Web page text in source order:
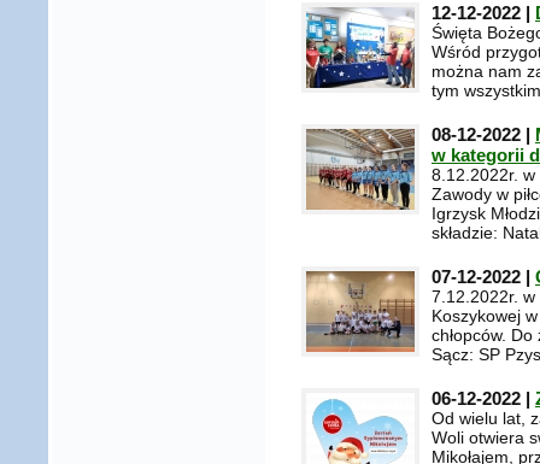
12-12-2022 |
Święta
Wśród
można nam
tym
08-12-2022 |
w kategorii
8.12.2022r. w
Zawody w
Igrzysk
składzie:
07-12-2022 |
7.12.2022r. w
Koszykowej
chłopców.
Sącz: SP
06-12-2022 |
Od wielu lat,
Woli otwiera
Mikołajem,